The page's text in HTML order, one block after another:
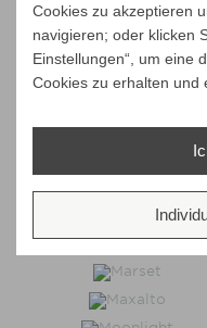
Cookies zu akzeptieren
navigieren; oder klicken
Einstellungen“, um eine
Cookies zu erhalten und